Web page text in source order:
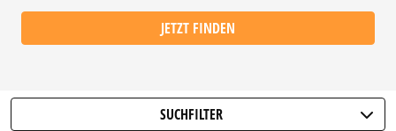
JETZT FINDEN
SUCHFILTER